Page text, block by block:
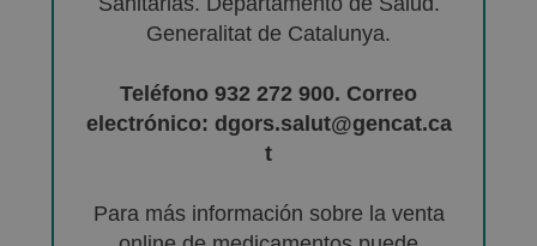
Generalitat de Catalunya.
Teléfono 932 272 900. Correo
electrónico: dgors.salut@gencat.ca
t
Para más información sobre la venta